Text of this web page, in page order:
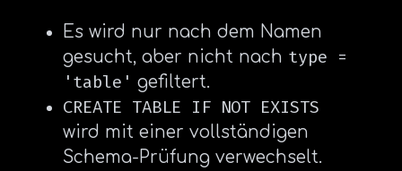
Es wird nur nach dem Namen
gesucht, aber nicht nach type =
'table' gefiltert.
CREATE TABLE IF NOT EXISTS
wird mit einer vollständigen
Schema-Prüfung verwechselt.